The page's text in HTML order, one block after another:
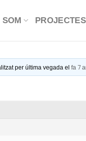
PROJECTES
per última vegada elfa 7